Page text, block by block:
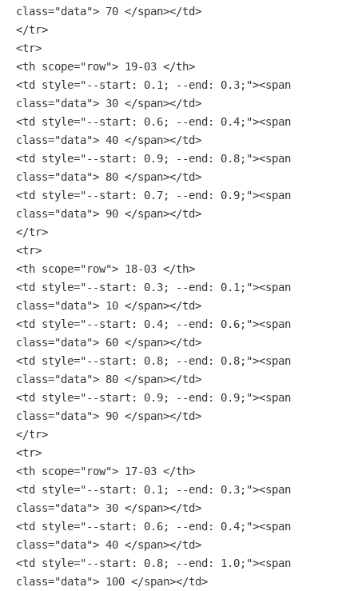
class="data"> 70 </span></td>
</tr>
<tr>
<th scope="row"> 19-03 </th>
<td style="--start: 0.1; --end: 0.3;"><span
class="data"> 30 </span></td>
<td style="--start: 0.6; --end: 0.4;"><span
class="data"> 40 </span></td>
<td style="--start: 0.9; --end: 0.8;"><span
class="data"> 80 </span></td>
<td style="--start: 0.7; --end: 0.9;"><span
class="data"> 90 </span></td>
</tr>
<tr>
<th scope="row"> 18-03 </th>
<td style="--start: 0.3; --end: 0.1;"><span
class="data"> 10 </span></td>
<td style="--start: 0.4; --end: 0.6;"><span
class="data"> 60 </span></td>
<td style="--start: 0.8; --end: 0.8;"><span
class="data"> 80 </span></td>
<td style="--start: 0.9; --end: 0.9;"><span
class="data"> 90 </span></td>
</tr>
<tr>
<th scope="row"> 17-03 </th>
<td style="--start: 0.1; --end: 0.3;"><span
class="data"> 30 </span></td>
<td style="--start: 0.6; --end: 0.4;"><span
class="data"> 40 </span></td>
<td style="--start: 0.8; --end: 1.0;"><span
class="data"> 100 </span></td>